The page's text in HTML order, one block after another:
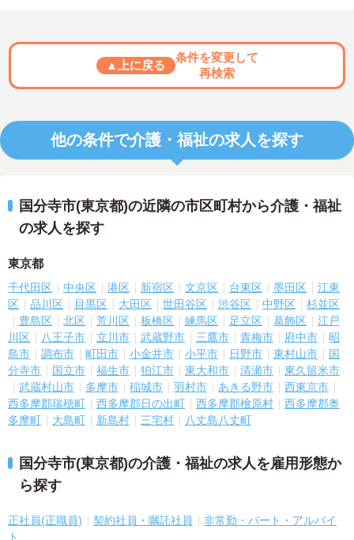
▲上に戻る
条件を変更して
再検索
他の条件で介護・福祉の求人を探す
国分寺市(東京都)の近隣の市区町村から介護・福祉
の求人を探す
東京都
千代田区 中央区 港区 新宿区 文京区 台東区 墨田区
江東
区
品川区 目黒区 大田区 世田谷区 渋谷区 中野区
杉並区
豊島区
北区 荒川区 板橋区 練馬区 足立区 葛飾区
江戸
川区
八王子市 立川市 武蔵野市 三鷹市 青梅市 府中市
昭
島市
調布市 町田市 小金井市 小平市 日野市 東村山市
国
分寺市
国立市 福生市 狛江市 東大和市 清瀬市
東久留米市
武蔵村山市
多摩市 稲城市 羽村市 あきる野市
西東京市
西多摩郡瑞穂町
西多摩郡日の出町 西多摩郡檜原村
西多摩郡奥
多摩町
大島町 新島村 三宅村 八丈島八丈町
国分寺市(東京都)の介護・福祉の求人を雇用形態か
ら探す
正社員(正職員) 契約社員・嘱託社員
非常勤・パート・アルバイ
ト